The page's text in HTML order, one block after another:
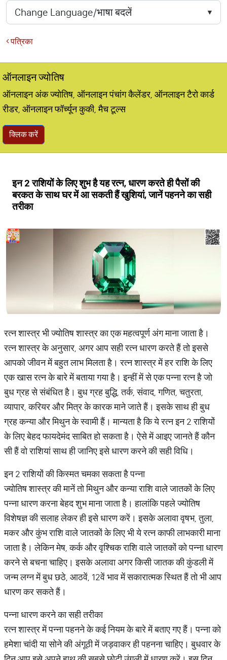
पत्रिका
ऑनलाइन ज्योतिष
ऑनलाइन अंक ज्योतिष, ऑनलाइन पंचांग कैलेंडर, ऑनलाइन टैरो कार्ड
रीडर, ऑनलाइन फॉर्च्यून कुकी, मैच टूल्स
क्लिक करें
इन 2 राशियों के लिए शुभ है यह रत्न, धारण करते ही पैसों की
बरकत के साथ घर में आ सकती हैं खुशियां, जानें पहनने का सही
तरीका
रत्न शास्त्र भी ज्योतिष शास्त्र का एक महत्वपूर्ण अंग माना जाता है।
रत्न शास्त्र के अनुसार, अगर आप सही रत्न धारण करते हैं तो इससे
आपको जीवन में बहुत लाभ मिलता है। रत्न शास्त्र में हर राशि के लिए
एक खास रत्न के बारे में बताया गया है। इन्हीं में से एक पन्ना रत्न है जो
बुध ग्रह से संबंधित है। बुध ग्रह बुद्धि, तर्क, संवाद, गणित, चतुरता,
व्यापार, करियर और मित्र के कारक माने जाते हैं। इसके साथ ही बुध
ग्रह कन्या और मिथुन के स्वामी हैं। मान्यता है कि ये रत्न इन 2 राशियों
के लिए बेहद फायदेमंद साबित हो सकता है। ऐसे में आइए जानते हैं कौन
सी हैं वो राशियां साथ ही जानिए इसे धारण करने की सही विधि।
इन 2 राशियों की किस्मत चमका सकता है पन्ना
ज्योतिष शास्त्र की मानें तो मिथुन और कन्या राशि वाले जातकों के लिए
पन्ना धारण करना बेहद शुभ माना जाता है। हालांकि पहले ज्योतिष
विशेषज्ञ की सलाह लेकर ही इसे धारण करें। इसके अलावा वृषभ, तुला,
मकर और कुंभ राशि वाले जातकों के लिए भी ये रत्न काफी लाभकारी माना
जाता है। लेकिन मेष, कर्क और वृश्चिक राशि वाले जातकों को पन्ना धारण
करने से बचना चाहिए। इसके अलावा अगर किसी जातक की कुंडली में
जन्म लग्न में बुध छठे, आठवें, 12वें भाव में सकारात्मक स्थित हैं तो भी आप
धारण कर सकते हैं।
पन्ना धारण करने का सही तरीका
रत्न शास्त्र में पन्ना पहनने के कई नियम के बारे में बताए गए हैं। पन्ना को
हमेशा चांदी या सोने की अंगूठी में जड़वाकर ही पहनना चाहिए। बुधवार के